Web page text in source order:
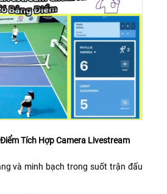
Tích Hợp Camera Livestream
và minh bạch trong suốt trận đấu